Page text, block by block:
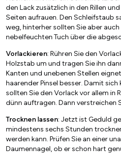
den Lack zusätzlich in den Rillen
Seiten aufrauen. Den Schleifstaub
weg, hinterher sollten Sie aber
nebelfeuchten Tuch über die
Vorlackieren: Rühren Sie den
Holzstab um und tragen Sie ihn
Kanten und unebenen Stellen
haarender Pinsel besser. Damit sich
sollten Sie den Vorlack vor allem in
dünn auftragen. Dann verstreichen
Trocknen lassen: Jetzt ist Geduld
mindestens sechs Stunden
werden kann. Prüfen Sie an einer
Daumennagel, ob er schon hart